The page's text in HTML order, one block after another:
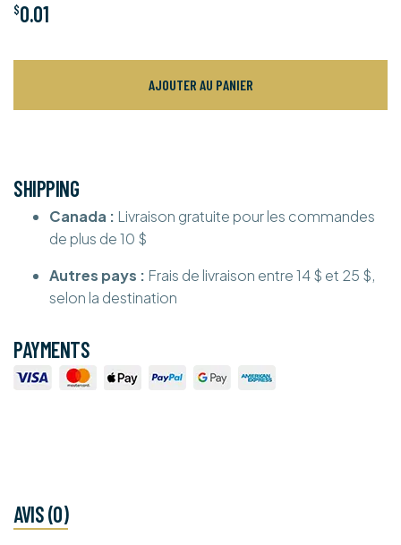
$0.01
AJOUTER AU PANIER
SHIPPING
Canada : Livraison gratuite pour les commandes
de plus de 10 $
Autres pays : Frais de livraison entre 14 $ et 25 $,
selon la destination
PAYMENTS
AVIS (0)